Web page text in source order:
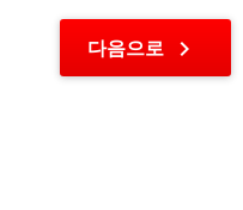
다음으로 chevron_right